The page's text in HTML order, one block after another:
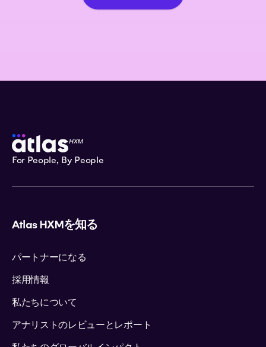
For People, By People
Atlas HXMを知る
パートナーになる
採用情報
私たちについて
アナリストのレビューとレポート